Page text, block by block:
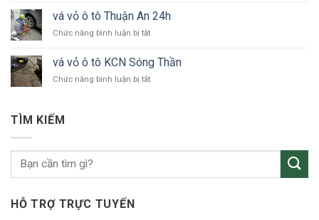
KCN
vỏ
xe
ô
Bắc
Tân
Uyên
vá vỏ ô tô Thuận An 24h
Chức năng bình luận bị tắtở
ô
tô
vá vỏ ô tô KCN Sóng Thần
Chức năng bình luận bị tắtở
Sóng
TÌM KIẾM
HỖ TRỢ TRỰC TUYẾN